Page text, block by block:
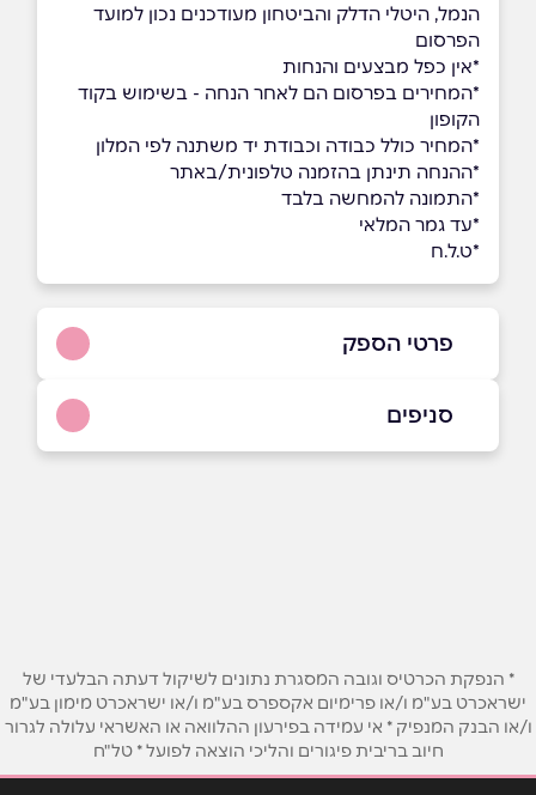
הנמל, היטלי הדלק והביטחון מעודכנים נכון למועד
הפרסום
*אין כפל מבצעים והנחות
*המחירים בפרסום הם לאחר הנחה - בשימוש בקוד
הקופון
*המחיר כולל כבודה וכבודת יד משתנה לפי המלון
*ההנחה תינתן בהזמנה טלפונית/באתר
*התמונה להמחשה בלבד
*עד גמר המלאי
*ט.ל.ח
פרטי הספק
באתר
אימייל*
סניפים
* הנפקת הכרטיס וגובה המסגרת נתונים לשיקול דעתה הבלעדי של
ישראכרט בע"מ ו/או פרימיום אקספרס בע"מ ו/או ישראכרט מימון בע"מ
ו/או הבנק המנפיק * אי עמידה בפירעון ההלוואה או האשראי עלולה לגרור
חיוב בריבית פיגורים והליכי הוצאה לפועל * טל"ח